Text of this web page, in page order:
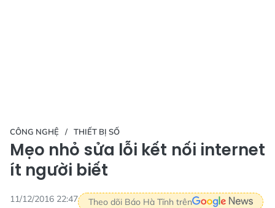
CÔNG NGHỆ THIẾT BỊ SỐ
Mẹo nhỏ sửa lỗi kết nối internet
ít người biết
11/12/2016 22:47 Theo dõi Báo Hà Tĩnh trên